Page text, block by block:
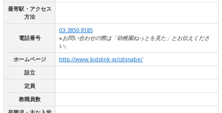
最寄駅・アクセス
方法
電話番号
03-3850-8185
※お問い合わせの際は「幼稚園ねっとを見た」とお伝えくださ
い。
ホームページ
http://www.kidslink.jp/ishinabe/
設立
定員
教職員数